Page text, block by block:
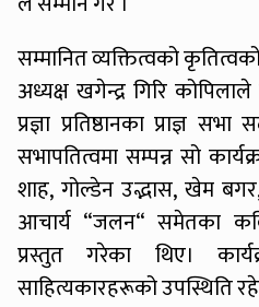
सम्मानित व्यक्तित्वको
अध्यक्ष खगेन्द्र गिरि
प्रज्ञा प्रतिष्ठानका प्राज्ञ
सभापतित्वमा सम्पन्न सो
शाह, गोल्डेन उद्भास, खेम
आचार्य “जलन“ समेतका
प्रस्तुत गरेका थिए।
साहित्यकारहरूको उपस्थिति